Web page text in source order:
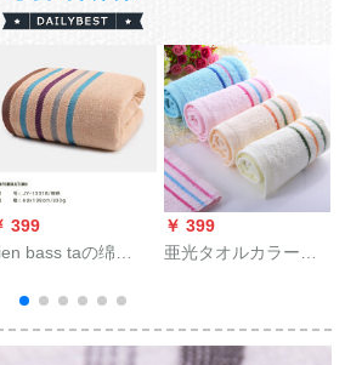
399
bass taの绵
柔らかい夏である。
を吸い込むこと。
￥ 399
亜光タオルカラー全
本